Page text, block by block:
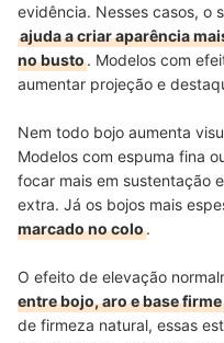
evidência. Nesses casos, o
ajuda a criar aparência
no busto. Modelos com
aumentar projeção e
Nem todo bojo aumenta
Modelos com espuma fina
focar mais em sustentação
extra. Já os bojos mais
marcado no colo.
O efeito de elevação
entre bojo, aro e base firme
de firmeza natural, essas